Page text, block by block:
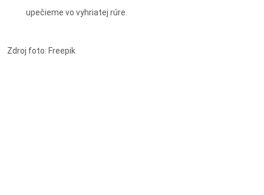
upečieme vo vyhriatej rúre.
Zdroj foto: Freepik